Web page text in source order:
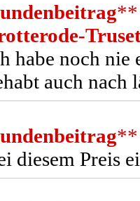
**
habe noch
auch nach
**
diesem Preis